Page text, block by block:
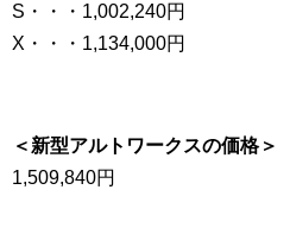
S・・・1,002,240円
X・・・1,134,000円
＜新型アルトワークスの価格＞
1,509,840円